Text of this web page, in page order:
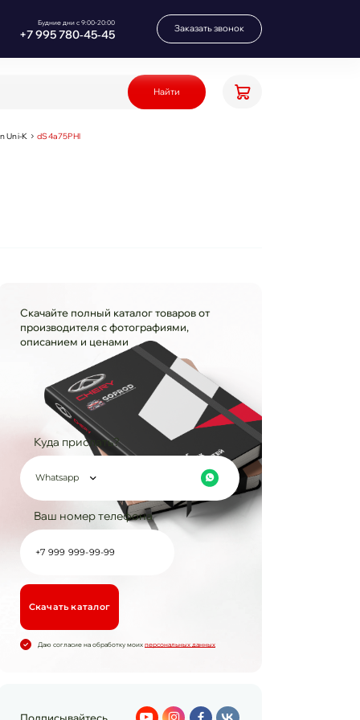
Будние дни с 9:00-20:00
+7 995 780‑45‑45 Заказать звонок
Найти
Uni-K dS4a75PHl
Скачайте полный каталог товаров от
производителя с фотографиями,
описанием и ценами
Куда прислать?
Whatsapp
Ваш номер телефона
Cкачать каталог
Даю согласие на обработку моих персональных данных
Подписывайтесь